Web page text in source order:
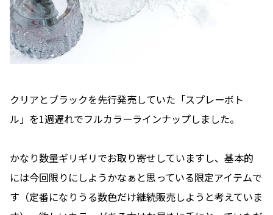
クリアとブラックを先行発売していた「スプレーボト
ル」を1週遅れでフルカラーラインナップしました。
かなり数量ギリギリでお取り寄せしていますし、基本的
には今回限りにしようかなぁと思っている限定アイテムで
す（定番になりうる数色だけ継続販売しようと考えていま